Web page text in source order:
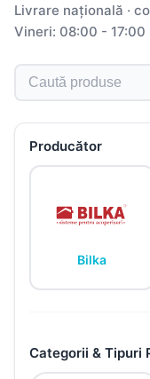
Livrare națională ·
Vineri: 08:00 - 17:00
Caută produse
Producător
Bilka
Categorii & Tipuri